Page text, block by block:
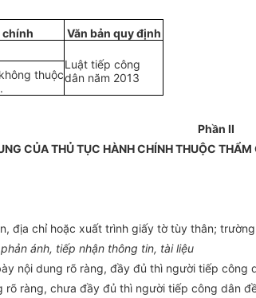
chính
Văn bản quy định
Luật tiếp công
dân năm 2013
thuộc
Phần II
CỦA THỦ TỤC HÀNH CHÍNH THUỘC
địa chỉ hoặc xuất trình giấy tờ tùy thân;
ánh, tiếp nhận thông tin, tài liệu
nội dung rõ ràng, đầy đủ thì người tiếp công
ràng, chưa đầy đủ thì người tiếp công dân